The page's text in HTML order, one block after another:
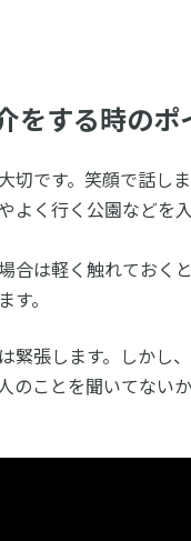
をする時のポ
です。笑顔で話しま
よく行く公園などを
合は軽く触れておく
す。
緊張します。しかし
のことを聞いてない